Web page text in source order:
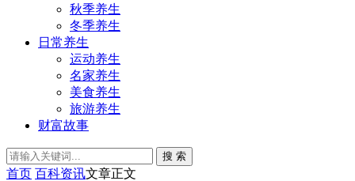
秋季养生
冬季养生
日常养生
运动养生
名家养生
美食养生
旅游养生
财富故事
搜 索
首页 百科资讯文章正文